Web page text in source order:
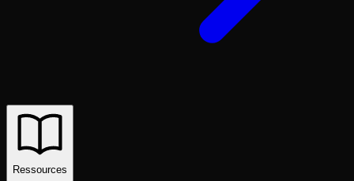
Ressources